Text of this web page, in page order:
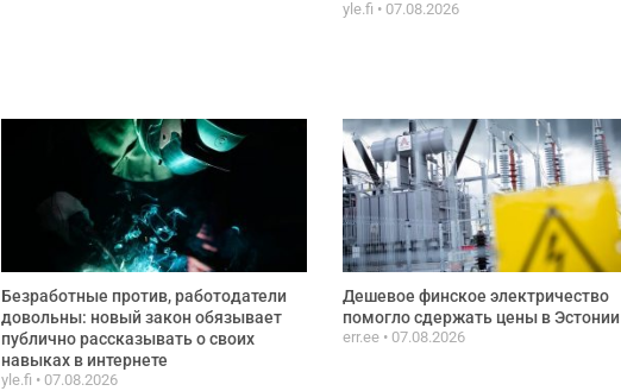
yle.fi 07.08.2026
Безработные против, работодатели
довольны: новый закон обязывает
публично рассказывать о своих
навыках в интернете
yle.fi 07.08.2026
Дешевое финское электричество
помогло сдержать цены в Эстонии
err.ee 07.08.2026